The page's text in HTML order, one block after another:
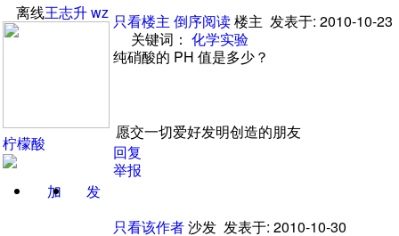
离线王志升wz
柠檬酸
加
发
只看楼主 倒序阅读楼主 发表于: 2010-10-23
关键词 ： 化学实验
纯硝酸的 PH 值是多少？
愿交一切爱好发明创造的朋友
回复
举报
只看该作者沙发 发表于: 2010-10-30